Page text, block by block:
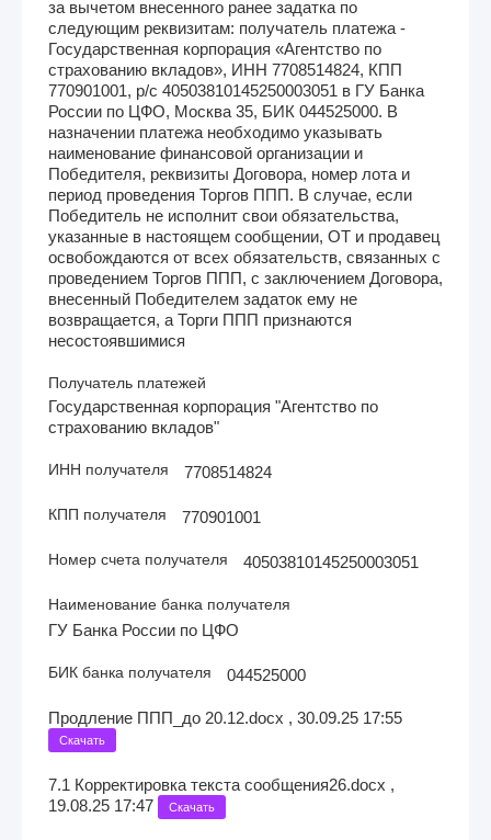
за вычетом внесенного ранее задатка по
следующим реквизитам: получатель платежа -
Государственная корпорация «Агентство по
страхованию вкладов», ИНН 7708514824, КПП
770901001, р/с 40503810145250003051 в ГУ Банка
России по ЦФО, Москва 35, БИК 044525000. В
назначении платежа необходимо указывать
наименование финансовой организации и
Победителя, реквизиты Договора, номер лота и
период проведения Торгов ППП. В случае, если
Победитель не исполнит свои обязательства,
указанные в настоящем сообщении, ОТ и продавец
освобождаются от всех обязательств, связанных с
проведением Торгов ППП, с заключением Договора,
внесенный Победителем задаток ему не
возвращается, а Торги ППП признаются
несостоявшимися
Получатель платежей
Государственная корпорация "Агентство по
страхованию вкладов"
ИНН получателя 7708514824
КПП получателя 770901001
Номер счета получателя 40503810145250003051
Наименование банка получателя
ГУ Банка России по ЦФО
БИК банка получателя 044525000
Продление ППП_до 20.12.docx , 30.09.25 17:55
Скачать
7.1 Корректировка текста сообщения26.docx ,
19.08.25 17:47
Скачать